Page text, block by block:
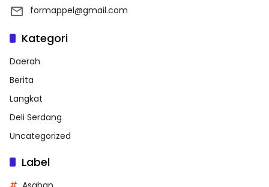
formappel@gmail.com
Kategori
Daerah
Berita
Langkat
Deli Serdang
Uncategorized
Label